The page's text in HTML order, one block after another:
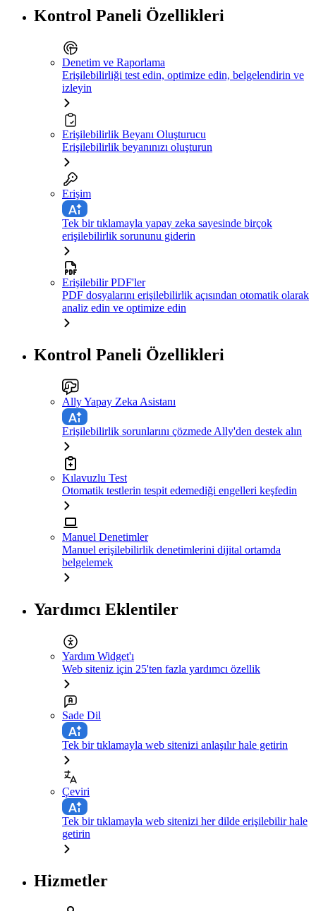
Kontrol Paneli Özellikleri
Denetim ve Raporlama
Erişilebilirliği test edin, optimize edin, belgelendirin ve
izleyin
Erişilebilirlik Beyanı Oluşturucu
Erişilebilirlik beyanınızı oluşturun
Erişim
Tek bir tıklamayla yapay zeka sayesinde birçok
erişilebilirlik sorununu giderin
Erişilebilir PDF'ler
PDF dosyalarını erişilebilirlik açısından otomatik olarak
analiz edin ve optimize edin
Kontrol Paneli Özellikleri
Ally Yapay Zeka Asistanı
Erişilebilirlik sorunlarını çözmede Ally'den destek alın
Kılavuzlu Test
Otomatik testlerin tespit edemediği engelleri keşfedin
Manuel Denetimler
Manuel erişilebilirlik denetimlerini dijital ortamda
belgelemek
Yardımcı Eklentiler
Yardım Widget'ı
Web siteniz için 25'ten fazla yardımcı özellik
Sade Dil
Tek bir tıklamayla web sitenizi anlaşılır hale getirin
Çeviri
Tek bir tıklamayla web sitenizi her dilde erişilebilir hale
getirin
Hizmetler